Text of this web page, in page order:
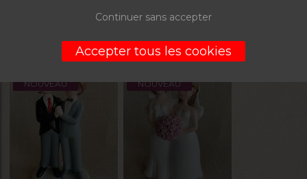
NOUVEAU NOUVEAU
Continuer sans accepter
Accepter tous les cookies